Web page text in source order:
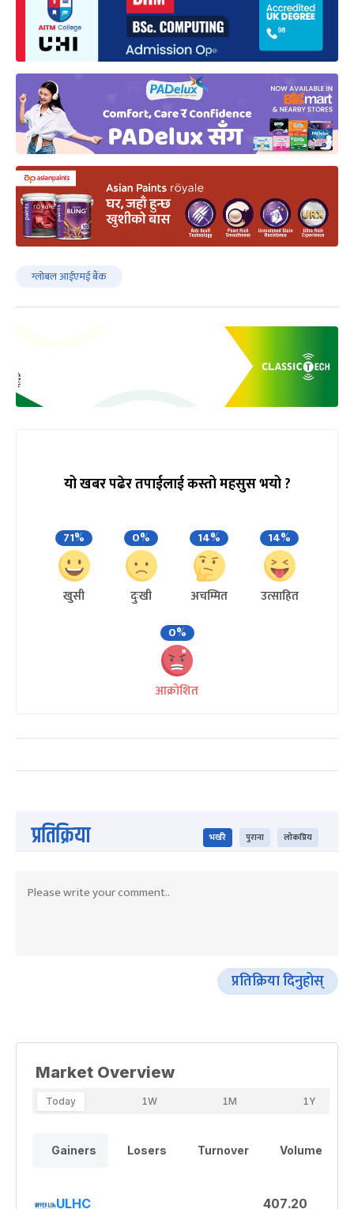
ग्लोबल आईएमई बैंक
यो खबर पढेर तपाईलाई कस्तो महसुस भयो ?
71%
खुसी
0%
दुःखी
14%
अचम्मित
14%
उत्साहित
0%
आक्रोशित
प्रतिक्रिया भर्खरै पुराना लोकप्रिय
प्रतिक्रिया दिनुहोस्